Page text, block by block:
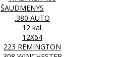
ŠAUDMENYS
.380 AUTO
12 kal.
12X64
223 REMINGTON